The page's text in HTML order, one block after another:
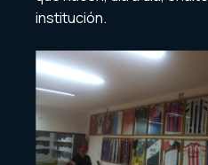
institución.